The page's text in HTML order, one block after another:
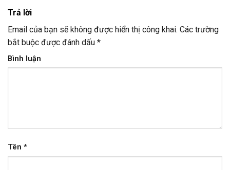
Trả lời
Email của bạn sẽ không được hiển thị công khai. Các trường
bắt buộc được đánh dấu *
Bình luận
Tên *